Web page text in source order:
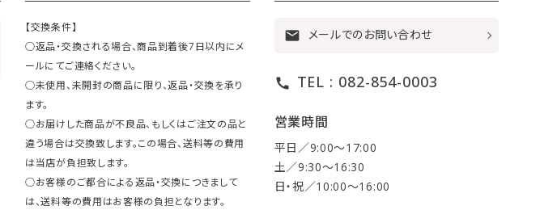
【交換条件】
○返品・交換される場合、商品到着後7日以内にメ
ールにてご連絡ください。
○未使用、未開封の商品に限り、返品・交換を承り
ます。
○お届けした商品が不良品、もしくはご注文の品と
違う場合は交換致します。この場合、送料等の費用
は当店が負担致します。
○お客様のご都合による返品・交換につきまして
は、送料等の費用はお客様の負担となります。
mail メールでのお問い合わせ
call TEL : 082-854-0003
営業時間
平日／9:00〜17:00
土／9:30〜16:30
日・祝／10:00〜16:00